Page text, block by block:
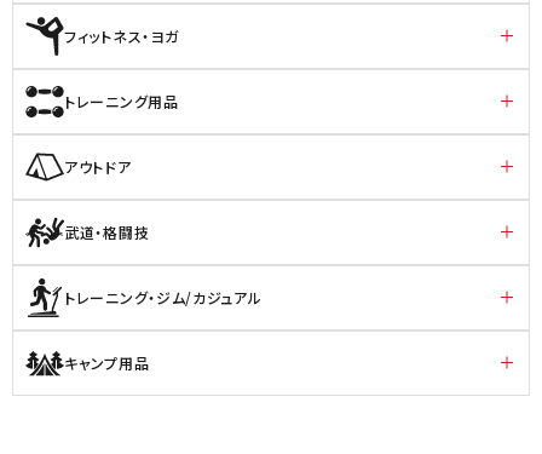
フィットネス・ヨガ
トレーニング用品
アウトドア
武道・格闘技
トレーニング・ジム/カジュアル
キャンプ用品